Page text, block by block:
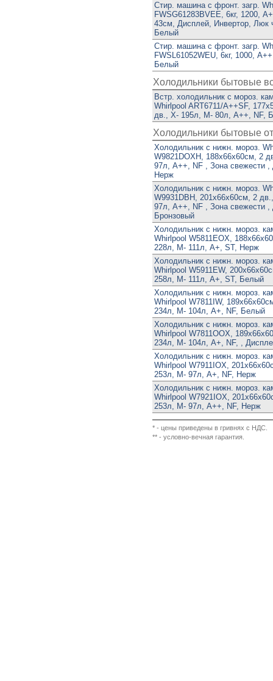
Стир. машина с фронт. загр.
FWSG61283BVEE, 6кг, 1200,
43см, Дисплей, Инвертор, Люк
Белый
Стир. машина с фронт. загр.
FWSL61052WEU, 6кг, 1000,
Белый
Холодильники бытовые
Встр. холодильник с мороз.
Whirlpool ART6711/A++SF,
дв., Х- 195л, М- 80л, A++, NF,
Холодильники бытовые
Холодильник с нижн. мороз.
W9821DOXH, 188х66х60см, 2
97л, A++, NF , Зона свежести ,
Нерж
Холодильник с нижн. мороз.
W9931DBH, 201х66х60см, 2
97л, A++, NF , Зона свежести ,
Бронзовый
Холодильник с нижн. мороз.
Whirlpool W5811EOX,
228л, М- 111л, A+, ST, Нерж
Холодильник с нижн. мороз.
Whirlpool W5911EW,
258л, М- 111л, A+, ST, Белый
Холодильник с нижн. мороз.
Whirlpool W7811IW,
234л, М- 104л, A+, NF, Белый
Холодильник с нижн. мороз.
Whirlpool W7811OOX,
234л, М- 104л, A+, NF, ,
Холодильник с нижн. мороз.
Whirlpool W7911IOX,
253л, М- 97л, A+, NF, Нерж
Холодильник с нижн. мороз.
Whirlpool W7921IOX,
253л, М- 97л, A++, NF, Нерж
* - цены приведены в гривнях с НДС.
** - условно-вечная гарантия.